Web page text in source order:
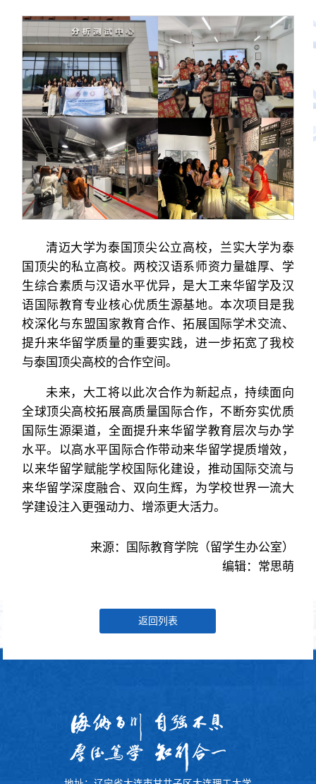
清迈大学为泰国顶尖公立高校，兰实大学为泰
国顶尖的私立高校。两校汉语系师资力量雄厚、学
生综合素质与汉语水平优异，是大工来华留学及汉
语国际教育专业核心优质生源基地。本次项目是我
校深化与东盟国家教育合作、拓展国际学术交流、
提升来华留学质量的重要实践，进一步拓宽了我校
与泰国顶尖高校的合作空间。
未来，大工将以此次合作为新起点，持续面向
全球顶尖高校拓展高质量国际合作，不断夯实优质
国际生源渠道，全面提升来华留学教育层次与办学
水平。以高水平国际合作带动来华留学提质增效，
以来华留学赋能学校国际化建设，推动国际交流与
来华留学深度融合、双向生辉，为学校世界一流大
学建设注入更强动力、增添更大活力。
来源：国际教育学院（留学生办公室）
编辑：常思萌
返回列表